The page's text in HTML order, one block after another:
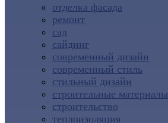
отделка фасада
ремонт
сад
сайдинг
современный дизайн
современный стиль
стильный дизайн
строительные материалы
строительство
теплоизоляция